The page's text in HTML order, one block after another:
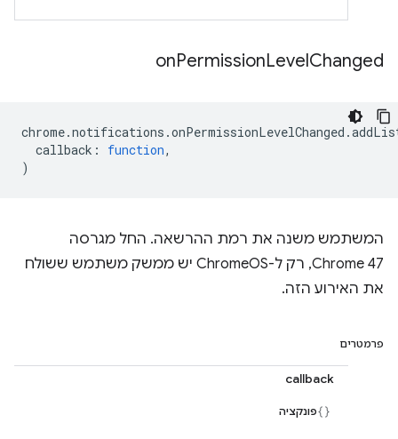
onPermissionLevelChanged
chrome.notifications .onPermissionLevelChanged .
callback : function,
)
המשתמש משנה את רמת ההרשאה. החל מגרסה
Chrome 47, רק ל-ChromeOS יש ממשק משתמש ששולח
את האירוע הזה.
פרמטרים
callback
פונקציה